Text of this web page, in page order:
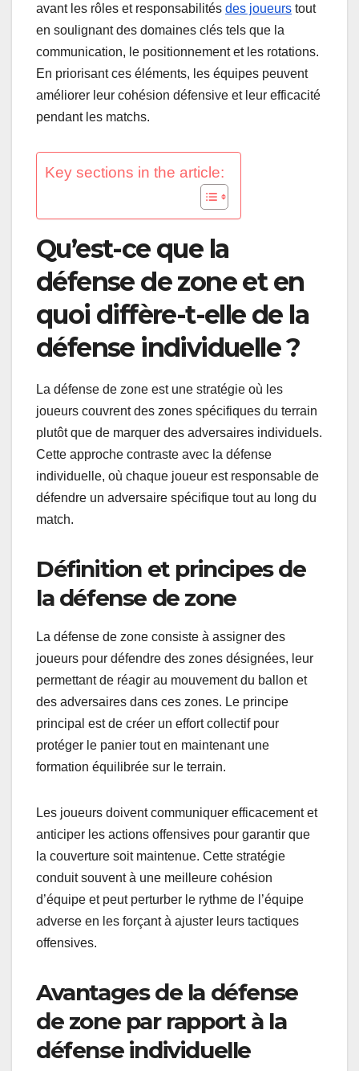
avant les rôles et responsabilités des joueurs tout
en soulignant des domaines clés tels que la
communication, le positionnement et les rotations.
En priorisant ces éléments, les équipes peuvent
améliorer leur cohésion défensive et leur efficacité
pendant les matchs.
Key sections in the article:
Qu’est-ce que la
défense de zone et en
quoi diffère-t-elle de la
défense individuelle ?
La défense de zone est une stratégie où les
joueurs couvrent des zones spécifiques du terrain
plutôt que de marquer des adversaires individuels.
Cette approche contraste avec la défense
individuelle, où chaque joueur est responsable de
défendre un adversaire spécifique tout au long du
match.
Définition et principes de
la défense de zone
La défense de zone consiste à assigner des
joueurs pour défendre des zones désignées, leur
permettant de réagir au mouvement du ballon et
des adversaires dans ces zones. Le principe
principal est de créer un effort collectif pour
protéger le panier tout en maintenant une
formation équilibrée sur le terrain.
Les joueurs doivent communiquer efficacement et
anticiper les actions offensives pour garantir que
la couverture soit maintenue. Cette stratégie
conduit souvent à une meilleure cohésion
d’équipe et peut perturber le rythme de l’équipe
adverse en les forçant à ajuster leurs tactiques
offensives.
Avantages de la défense
de zone par rapport à la
défense individuelle